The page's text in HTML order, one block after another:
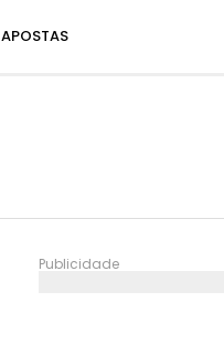
APOSTAS
Publicidade